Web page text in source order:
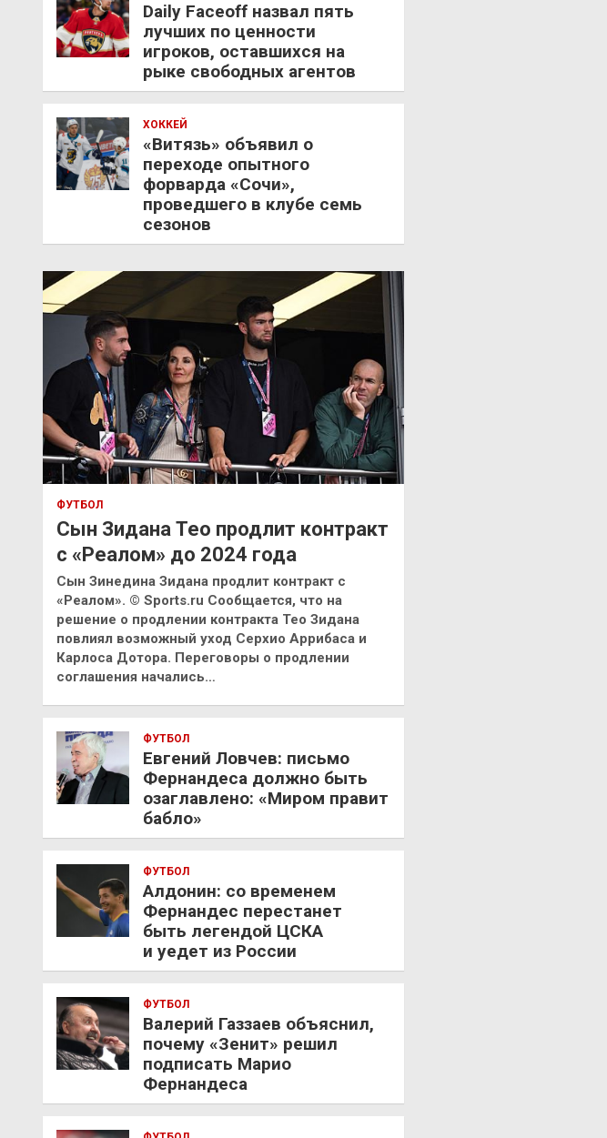
Daily Faceoff назвал пять
лучших по ценности
игроков, оставшихся на
рыке свободных агентов
ХОККЕЙ
«Витязь» объявил о
переходе опытного
форварда «Сочи»,
проведшего в клубе семь
сезонов
ФУТБОЛ
Сын Зидана Тео продлит контракт
с «Реалом» до 2024 года
Сын Зинедина Зидана продлит контракт с
«Реалом». © Sports.ru Сообщается, что на
решение о продлении контракта Тео Зидана
повлиял возможный уход Серхио Аррибаса и
Карлоса Дотора. Переговоры о продлении
соглашения начались…
ФУТБОЛ
Евгений Ловчев: письмо
Фернандеса должно быть
озаглавлено: «Миром правит
бабло»
ФУТБОЛ
Алдонин: со временем
Фернандес перестанет
быть легендой ЦСКА
и уедет из России
ФУТБОЛ
Валерий Газзаев объяснил,
почему «Зенит» решил
подписать Марио
Фернандеса